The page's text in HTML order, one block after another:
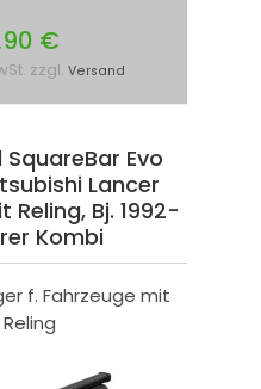
€
zzgl. Versand
SquareBar Evo
Lancer
Bj. 1992-
Kombi
f. Fahrzeuge mit